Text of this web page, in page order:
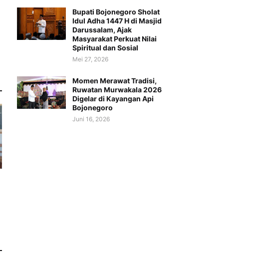
Bupati Bojonegoro Sholat
Idul Adha 1447 H di Masjid
Darussalam, Ajak
Masyarakat Perkuat Nilai
Spiritual dan Sosial
Mei 27, 2026
Momen Merawat Tradisi,
Ruwatan Murwakala 2026
Digelar di Kayangan Api
Bojonegoro
Juni 16, 2026